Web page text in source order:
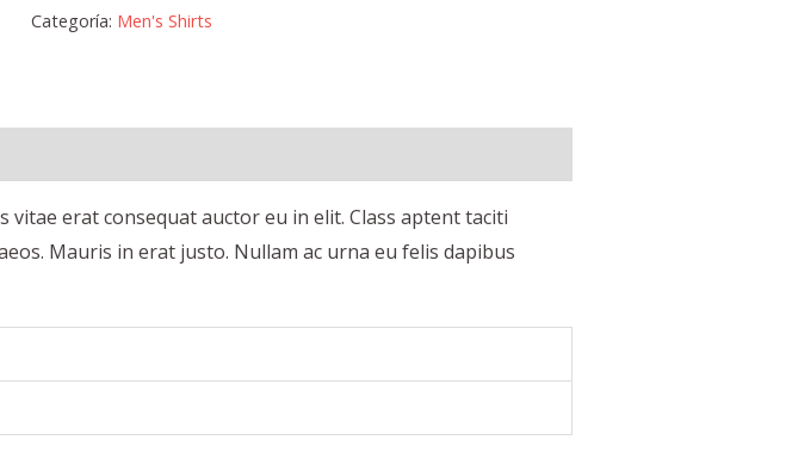
Tshirt
Categoría: Men's Shirts
erat consequat auctor eu in elit. Class aptent taciti
Mauris in erat justo. Nullam ac urna eu felis dapibus